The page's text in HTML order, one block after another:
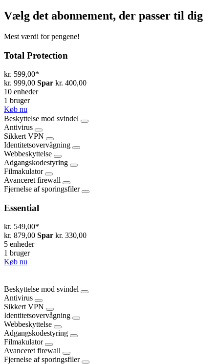
Vælg det abonnement, der passer til dig
Mest værdi for pengene!
Total Protection
kr. 599,00*
kr. 999,00 Spar kr. 400,00
10 enheder
1 bruger
Køb nu
Beskyttelse mod svindel
Antivirus
Sikkert VPN
Identitetsovervågning
Webbeskyttelse
Adgangskodestyring
Filmakulator
Avanceret firewall
Fjernelse af sporingsfiler
Essential
kr. 549,00*
kr. 879,00 Spar kr. 330,00
5 enheder
1 bruger
Køb nu
Beskyttelse mod svindel
Antivirus
Sikkert VPN
Identitetsovervågning
Webbeskyttelse
Adgangskodestyring
Filmakulator
Avanceret firewall
Fjernelse af sporingsfiler